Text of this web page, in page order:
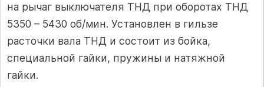
на рычаг выключателя ТНД при оборотах ТНД
5350 – 5430 об/мин. Установлен в гильзе
расточки вала ТНД и состоит из бойка,
специальной гайки, пружины и натяжной
гайки.